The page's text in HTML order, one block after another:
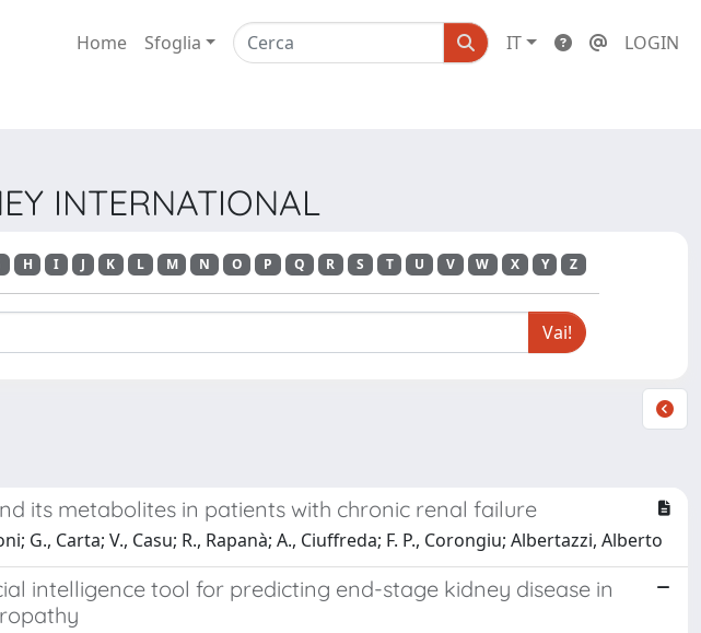
Home Sfoglia IT LOGIN
INTERNATIONAL
H I J K L M N O P Q R S T U V W X Y Z
its metabolites in patients with chronic renal failure
G., Carta; V., Casu; R., Rapanà; A., Ciuffreda; F. P., Corongiu; Albertazzi, Alberto
intelligence tool for predicting end-stage kidney disease in